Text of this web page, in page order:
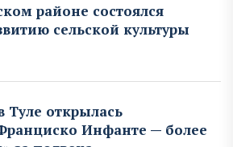
районе состоялся
сельской культуры
Туле открылась
Инфанте — более